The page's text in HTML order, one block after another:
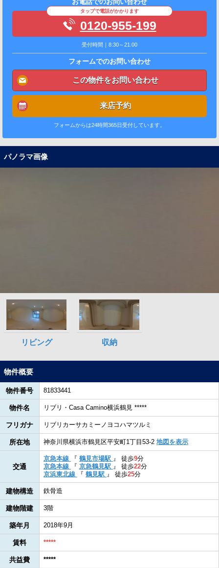
タップで電話がかかります
0120-955-199
受付時間｜8:30～21:00
フォームでのお問い合わせ
この物件をお問い合わせ
来店予約
フォームからは24時間365日受付しています。
パノラマ画像
物件概要
物件番号 81833441
物件名 リブリ・Casa Camino横浜鶴見 *****
フリガナ リブリカーサカミーノヨコハマツルミ
所在地 神奈川県横浜市鶴見区平安町1丁目53-2 地図を表示
交通
京急本線 『 鶴見市場駅 』 徒歩9分
京急本線
『 京急鶴見駅 』 徒歩22分
京浜東北線
『 鶴見駅 』 徒歩25分
建物構造 鉄骨造
建物階建 3階
築年月 2018年9月
賃料 *****
共益費 *****